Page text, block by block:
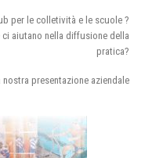
per le colletività e le scuole ?
aiutano nella diffusione della
pratica?
presentazione aziendale